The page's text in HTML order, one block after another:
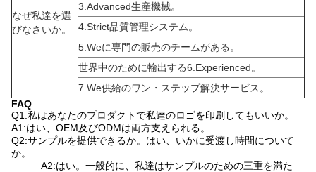
なぜ私達を選
びなさいか。
3.Advanced生産機械。
4.Strict品質管理システム。
5.Weに専門の販売のチームがある。
世界中のために輸出する6.Experienced。
7.We供給のワン・ステップ解決サービス。
FAQ
Q1:私はあなたのプロダクトで私達のロゴを印刷してもいいか。
A1:はい、OEM及びODMは両方支えられる。
Q2:サンプルを提供できるか。はい、いかに受渡し時間について
か。
A2:はい。一般的に、私達はサンプルのための三重を満た